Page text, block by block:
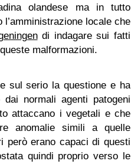
olandese ma in tutto
l’amministrazione locale che
di indagare sui fatti
malformazioni.
sul serio la questione e ha
normali agenti patogeni
attaccano i vegetali e che
anomalie simili a quelle
però erano capaci di questi
quindi proprio verso le